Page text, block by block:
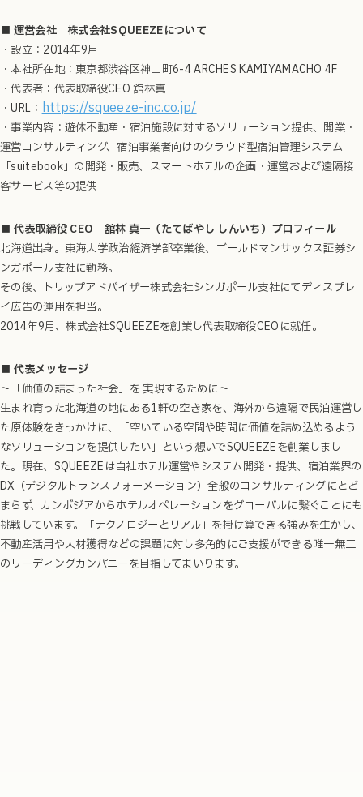
■ 運営会社 株式会社SQUEEZEについて
・設立：2014年9月
・本社所在地：東京都渋谷区神山町6-4 ARCHES KAMIYAMACHO 4F
・代表者：代表取締役CEO 舘林真一
・URL：https://squeeze-inc.co.jp/
・事業内容：遊休不動産・宿泊施設に対するソリューション提供、開業・
運営コンサルティング、宿泊事業者向けのクラウド型宿泊管理システム
「suitebook」の開発・販売、スマートホテルの企画・運営および遠隔接
客サービス等の提供
■ 代表取締役 CEO 舘林 真一（たてばやし しんいち）プロフィール
北海道出身。東海大学政治経済学部卒業後、ゴールドマンサックス証券シ
ンガポール支社に勤務。
その後、トリップアドバイザー株式会社シンガポール支社にてディスプレ
イ広告の運用を担当。
2014年9月、株式会社SQUEEZEを創業し代表取締役CEOに就任。
■ 代表メッセージ
〜「価値の詰まった社会」を 実現するために〜
生まれ育った北海道の地にある1軒の空き家を、海外から遠隔で民泊運営し
た原体験をきっかけに、「空いている空間や時間に価値を詰め込めるよう
なソリューションを提供したい」という想いでSQUEEZEを創業しまし
た。現在、SQUEEZEは自社ホテル運営やシステム開発・提供、宿泊業界の
DX（デジタルトランスフォーメーション）全般のコンサルティングにとど
まらず、カンボジアからホテルオペレーションをグローバルに繋ぐことにも
挑戦しています。「テクノロジーとリアル」を掛け算できる強みを生かし、
不動産活用や人材獲得などの課題に対し多角的にご支援ができる唯一無二
のリーディングカンパニーを目指してまいります。